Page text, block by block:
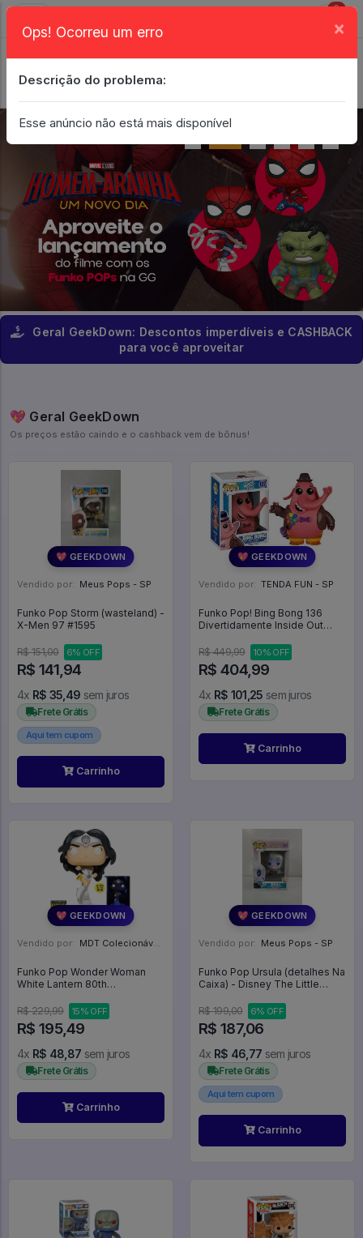
0
Geral GeekDown: Descontos imperdíveis e CASHBACK
para você aproveitar
💖 Geral GeekDown
Os preços estão caindo e o cashback vem de bônus!
💖 GEEKDOWN
Vendido por: Meus Pops - SP
Funko Pop Storm (wasteland) -
X-Men 97 #1595
R$ 151,00 6% OFF
R$ 141,94
4x R$ 35,49 sem juros
Frete Grátis
Aqui tem cupom
Carrinho
💖 GEEKDOWN
Vendido por: TENDA FUN - SP
Funko Pop! Bing Bong 136
Divertidamente Inside Out
R$ 449,99
10% OFF
R$ 404,99
4x R$ 101,25 sem juros
Frete Grátis
Carrinho
💖 GEEKDOWN
Vendido por: MDT Colecionáveis - DF
Funko Pop Wonder Woman
White Lantern 80th
Wonder Woman #423
R$ 229,99 15% OFF
R$ 195,49
4x R$ 48,87 sem juros
Frete Grátis
Carrinho
💖 GEEKDOWN
Vendido por: Meus Pops - SP
Funko Pop Ursula (detalhes Na
Caixa) - Disney The Little
R$ 199,00
6% OFF
R$ 187,06
4x R$ 46,77 sem juros
Frete Grátis
Aqui tem cupom
Carrinho
Ops! Ocorreu um erro ×
Descrição do problema:
Esse anúncio não está mais disponível